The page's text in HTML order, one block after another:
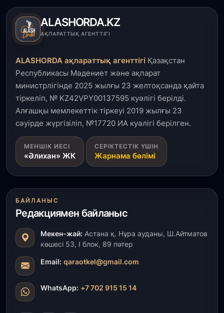
ALASHORDA.KZ
АҚПАРАТТЫҚ АГЕНТТІГІ
ALASHORDA ақпараттық агенттігі Қазақстан
Республикасы Мәдениет және ақпарат
министрлігінде 2025 жылғы 23 желтоқсанда қайта
тіркеліп, № KZ42VPY00137595 куәлігі берілді.
Алғашқы мемлекеттік тіркеуі 2019 жылғы 23
сәуірде жүргізіліп, №17720 ИА куәлігі берілген.
МЕНШІК ИЕСІ
«Әлихан» ЖК
СЕРІКТЕСТІК ҮШІН
Жарнама бөлімі
БАЙЛАНЫС
Редакциямен байланыс
Мекен-жай: Астана қ. Нұра ауданы, Ш.Айтматов
көшесі 53, І блок, 89 пәтер
Email: qaraotkel@gmail.com
WhatsApp: +7 702 915 15 14